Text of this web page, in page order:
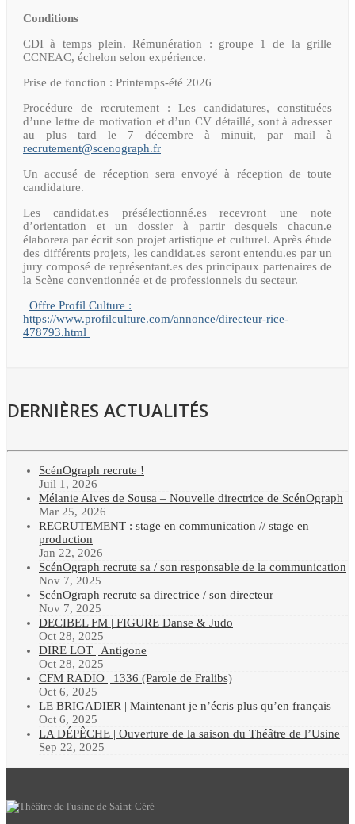
Conditions
CDI à temps plein. Rémunération : groupe 1 de la grille
CCNEAC, échelon selon expérience.
Prise de fonction : Printemps-été 2026
Procédure de recrutement : Les candidatures, constituées
d’une lettre de motivation et d’un CV détaillé, sont à adresser
au plus tard le 7 décembre à minuit, par mail à
recrutement@scenograph.fr
Un accusé de réception sera envoyé à réception de toute
candidature.
Les candidat.es présélectionné.es recevront une note
d’orientation et un dossier à partir desquels chacun.e
élaborera par écrit son projet artistique et culturel. Après étude
des différents projets, les candidat.es seront entendu.es par un
jury composé de représentant.es des principaux partenaires de
la Scène conventionnée et de professionnels du secteur.
Offre Profil Culture :
https://www.profilculture.com/annonce/directeur-rice-
478793.html
DERNIÈRES ACTUALITÉS
ScénOgraph recrute !
Juil 1, 2026
Mélanie Alves de Sousa – Nouvelle directrice de ScénOgraph
Mar 25, 2026
RECRUTEMENT : stage en communication // stage en
production
Jan 22, 2026
ScénOgraph recrute sa / son responsable de la communication
Nov 7, 2025
ScénOgraph recrute sa directrice / son directeur
Nov 7, 2025
DECIBEL FM | FIGURE Danse & Judo
Oct 28, 2025
DIRE LOT | Antigone
Oct 28, 2025
CFM RADIO | 1336 (Parole de Fralibs)
Oct 6, 2025
LE BRIGADIER | Maintenant je n’écris plus qu’en français
Oct 6, 2025
LA DÉPÊCHE | Ouverture de la saison du Théâtre de l’Usine
Sep 22, 2025